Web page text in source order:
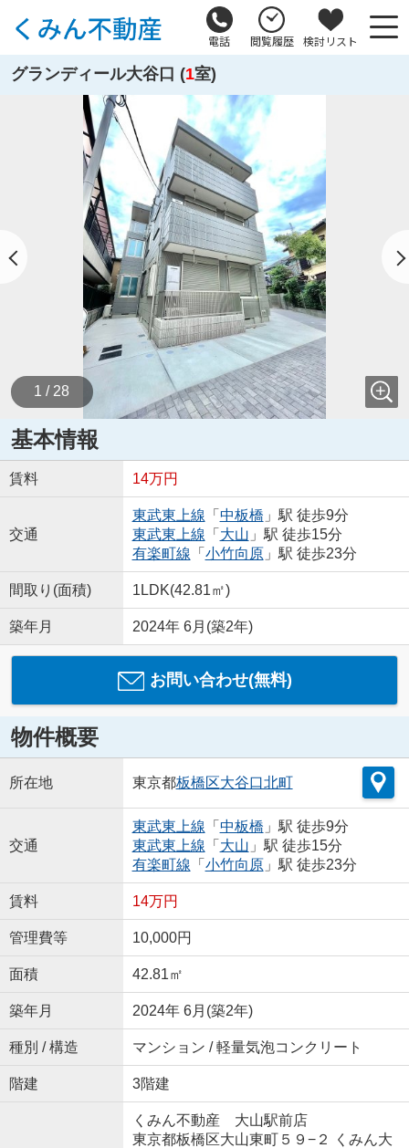
電話 閲覧履歴 検討リスト
グランディール大谷口 (1室)
1 / 28
基本情報
賃料 14万円
交通
東武東上線 「 中板橋 」駅 徒歩9分
東武東上線 「 大山 」駅 徒歩15分
有楽町線 「 小竹向原」駅 徒歩23分
間取り(面積) 1LDK(42.81㎡)
築年月 2024年 6月(築2年)
お問い合わせ(無料)
物件概要
所在地 東京都板橋区大谷口北町
交通
東武東上線 「 中板橋 」駅 徒歩9分
東武東上線 「 大山 」駅 徒歩15分
有楽町線 「 小竹向原」駅 徒歩23分
賃料 14万円
管理費等 10,000円
面積 42.81㎡
築年月 2024年 6月(築2年)
種別 / 構造 マンション / 軽量気泡コンクリート
階建 3階建
くみん不動産 大山駅前店
東京都板橋区大山東町５９−２ くみん大